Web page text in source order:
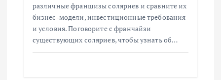
различные франшизы соляриев и сравните их
бизнес-модели, инвестиционные требования
и условия. Поговорите с франчайзи
существующих соляриев, чтобы узнать об…